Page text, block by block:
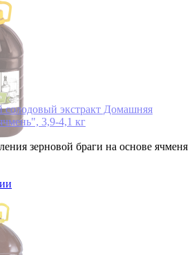
экстракт Домашняя
3,9-4,1 кг
зерновой браги на основе ячменя